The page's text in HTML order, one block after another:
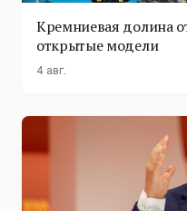
Кремниевая долина
открытые модели
4 авг.